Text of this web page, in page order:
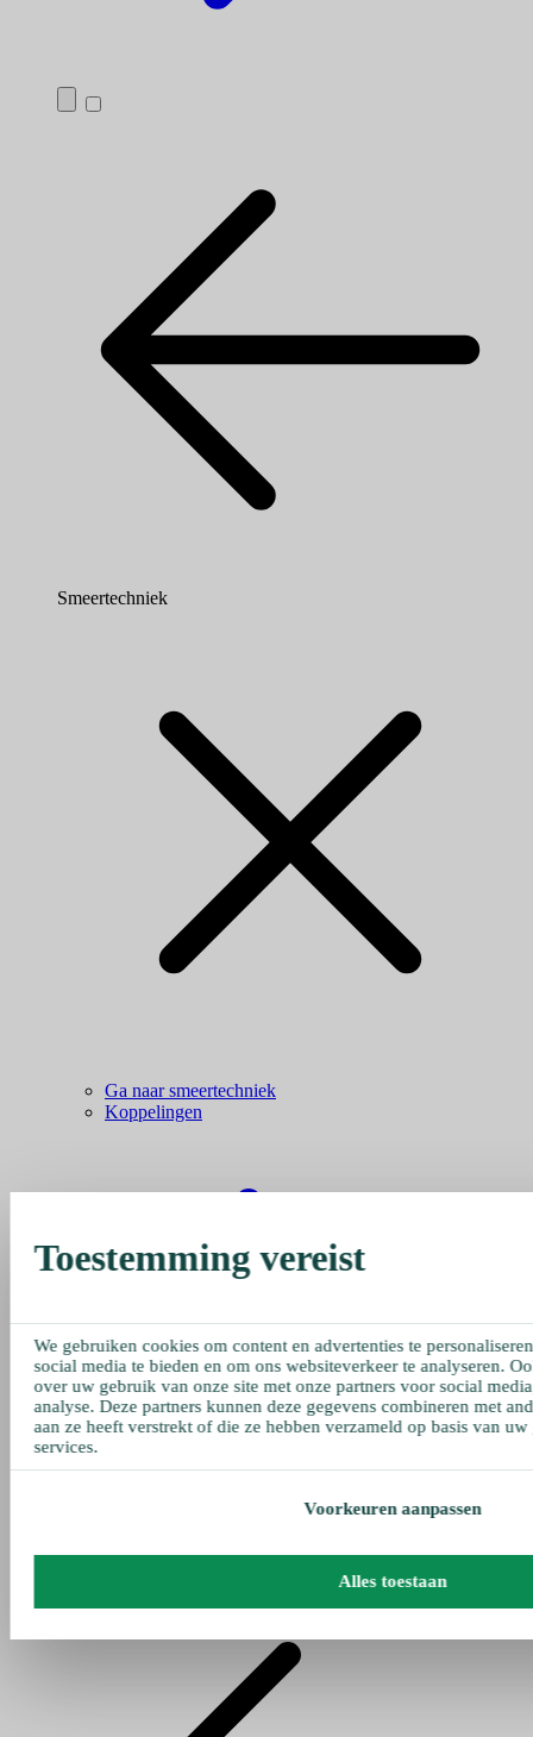
Smeertechniek
Ga naar smeertechniek
Koppelingen
Toestemming vereist
We gebruiken cookies om content en advertenties te
social media te bieden en om ons websiteverkeer te analyseren.
over uw gebruik van onze site met onze partners voor social
analyse. Deze partners kunnen deze gegevens combineren met
aan ze heeft verstrekt of die ze hebben verzameld op basis van
services.
Voorkeuren aanpassen
Alles toestaan